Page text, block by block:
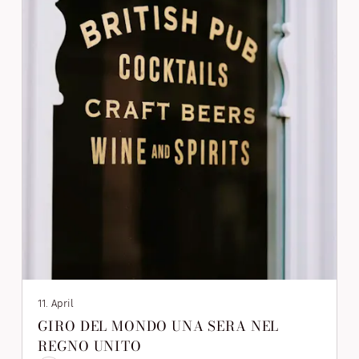
11. April
GIRO DEL MONDO UNA SERA NEL
REGNO UNITO